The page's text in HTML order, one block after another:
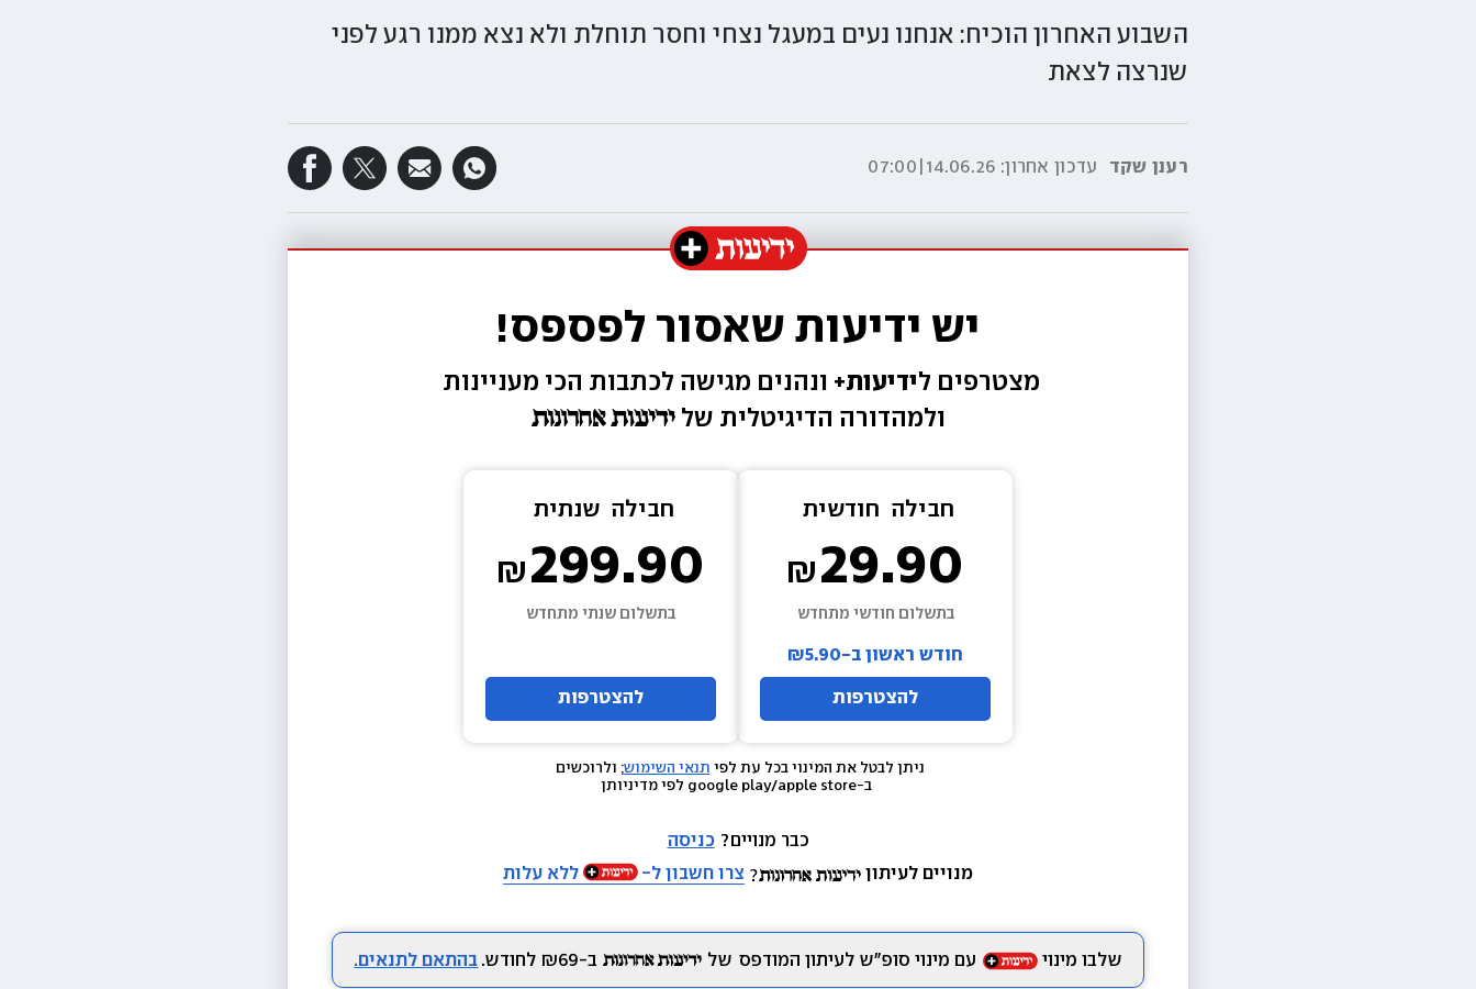
השבוע האחרון הוכיח: אנחנו נעים במעגל נצחי וחסר תוחלת ולא נצא ממנו רגע לפני
שנרצה לצאת
רענן שקד עדכון אחרון: 14.06.26|07:00
יש ידיעות שאסור לפספס!
מצטרפים לידיעות+ ונהנים מגישה לכתבות הכי מעניינות
ולמהדורה הדיגיטלית של
חבילה חודשית
29.90
בתשלום חודשי מתחדש
חודש ראשון ב-₪5.90
להצטרפות
חבילה שנתית
299.90
בתשלום שנתי מתחדש
להצטרפות
ניתן לבטל את המינוי בכל עת לפי תנאי השימוש; ולרוכשים
כבר מנויים? כניסה
מנויים לעיתון
צרו חשבון ל- ללא עלות
שלבו מינוי עם מינוי סופ״ש לעיתון המודפס של ב-₪69 לחודש. בהתאם לתנאים.